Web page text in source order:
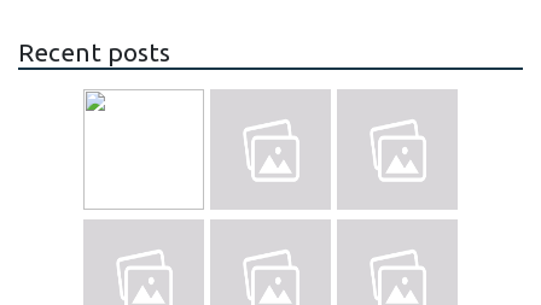
Recent posts